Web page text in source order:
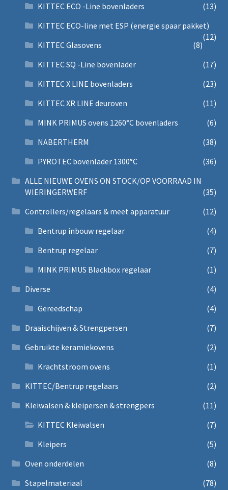
KITTEC ECO -Line bovenladers
(13)
KITTEC ECO-line met ESP (energie spaar pakket)
(12)
KITTEC Glasovens
(8)
KITTEC SQ -Line bovenlader
(17)
KITTEC X LINE bovenladers
(23)
KITTEC XR LINE deuroven
(11)
MINK PRIMUS ovens 1260°C bovenladers
(6)
NABERTHERM
(38)
PYROTEC bovenlader 1300°C
(36)
ALLE NIEUWE OVENS ON STOCK/OP VOORRAAD IN
WIERINGERWERF
(35)
Controllers/regelaars & meet apparatuur
(12)
Bentrup inbouw regelaar
(4)
Bentrup regelaar
(7)
MINK PRIMUS Blackbox regelaar
(1)
Diverse
(4)
Gereedschap
(4)
Draaischijven & Strengpersen
(7)
Gebruikte keramiekovens
(2)
Krachtstroom ovens
(1)
KITTEC/Bentrup regelaars
(2)
Kleiwalsen & kleipersen & strengpers
(11)
KITTEC Kleiwalsen
(7)
Kleipers
(5)
Oven onderdelen
(8)
Stapelmateriaal
(78)